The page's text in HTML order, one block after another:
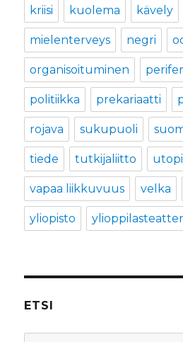
kriisi kuolema kävely
mielenterveys negri
organisoituminen
politiikka prekariaatti
rojava sukupuoli
tiede tutkijaliitto
vapaa liikkuvuus velka
yliopisto
ETSI